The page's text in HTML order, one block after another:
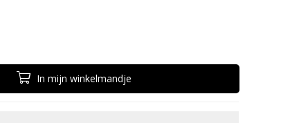
In mijn winkelmandje